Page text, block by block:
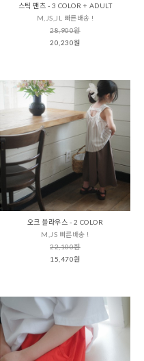
스틱 팬츠 - 3 COLOR + ADULT
M,JS,JL 빠른배송 !
28,900원
20,230원
오크 블라우스 - 2 COLOR
M,JS 빠른배송 !
22,100원
15,470원